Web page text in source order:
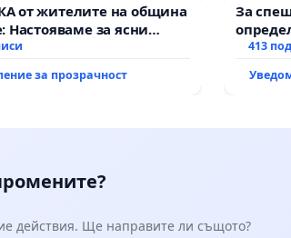
от жителите на община
Настояваме за ясни
от “Елаците-МЕД” АД и от
норми!
за прозрачност
За
и413
действия. Ще направите ли същото?